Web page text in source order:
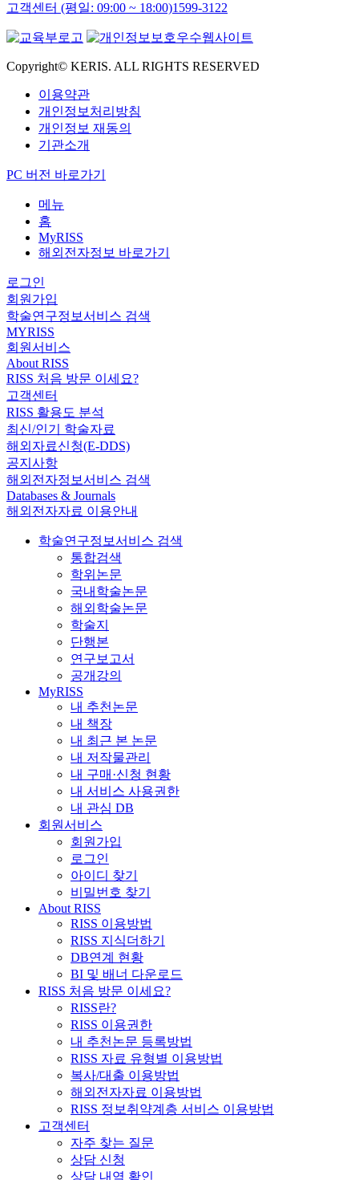
고객센터 (평일: 09:00 ~ 18:00)1599-3122
Copyright© KERIS. ALL RIGHTS RESERVED
이용약관
개인정보처리방침
개인정보 재동의
기관소개
PC 버전 바로가기
메뉴
홈
MyRISS
해외전자정보 바로가기
로그인
회원가입
학술연구정보서비스 검색
MYRISS
회원서비스
About RISS
RISS 처음 방문 이세요?
고객센터
RISS 활용도 분석
최신/인기 학술자료
해외자료신청(E-DDS)
공지사항
해외전자정보서비스 검색
Databases & Journals
해외전자자료 이용안내
학술연구정보서비스 검색
통합검색
학위논문
국내학술논문
해외학술논문
학술지
단행본
연구보고서
공개강의
MyRISS
내 추천논문
내 책장
내 최근 본 논문
내 저작물관리
내 구매·신청 현황
내 서비스 사용권한
내 관심 DB
회원서비스
회원가입
로그인
아이디 찾기
비밀번호 찾기
About RISS
RISS 이용방법
RISS 지식더하기
DB연계 현황
BI 및 배너 다운로드
RISS 처음 방문 이세요?
RISS란?
RISS 이용권한
내 추천논문 등록방법
RISS 자료 유형별 이용방법
복사/대출 이용방법
해외전자자료 이용방법
RISS 정보취약계층 서비스 이용방법
고객센터
자주 찾는 질문
상담 신청
상담 내역 확인